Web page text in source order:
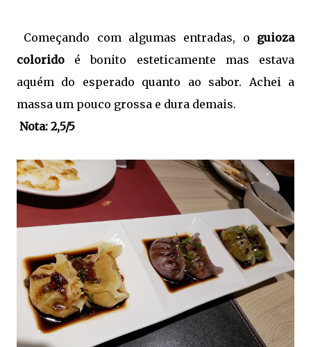
Começando com algumas entradas, o guioza
colorido é bonito esteticamente mas estava
aquém do esperado quanto ao sabor. Achei a
massa um pouco grossa e dura demais.
Nota: 2,5/5